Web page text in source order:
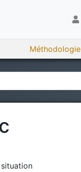
Méthodologie